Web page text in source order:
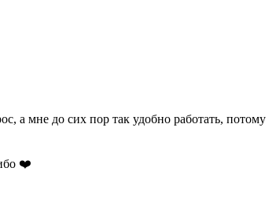
а мне до сих пор так удобно работать, потому
❤️